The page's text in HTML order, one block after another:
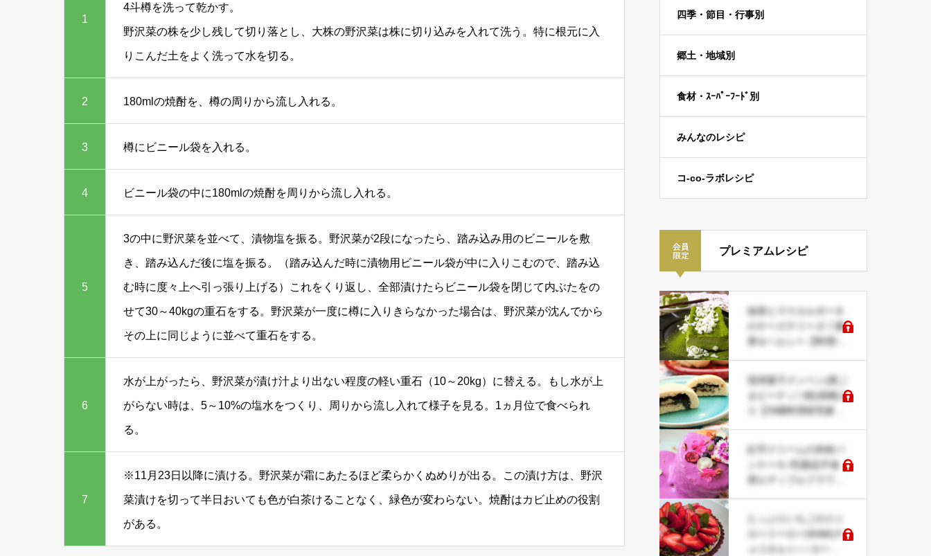
1
4斗樽を洗って乾かす。
野沢菜の株を少し残して切り落とし、大株の野沢菜は株に切り込みを入れて洗う。特に根元に入
りこんだ土をよく洗って水を切る。
2 180mlの焼酎を、樽の周りから流し入れる。
3 樽にビニール袋を入れる。
4 ビニール袋の中に180mlの焼酎を周りから流し入れる。
5
3の中に野沢菜を並べて、漬物塩を振る。野沢菜が2段になったら、踏み込み用のビニールを敷
き、踏み込んだ後に塩を振る。（踏み込んだ時に漬物用ビニール袋が中に入りこむので、踏み込
む時に度々上へ引っ張り上げる）これをくり返し、全部漬けたらビニール袋を閉じて内ぶたをの
せて30～40kgの重石をする。野沢菜が一度に樽に入りきらなかった場合は、野沢菜が沈んでから
その上に同じように並べて重石をする。
6
水が上がったら、野沢菜が漬け汁より出ない程度の軽い重石（10～20kg）に替える。もし水が上
がらない時は、5～10%の塩水をつくり、周りから流し入れて様子を見る。1ヵ月位で食べられ
る。
7
※11月23日以降に漬ける。野沢菜が霜にあたるほど柔らかくぬめりが出る。この漬け方は、野沢
菜漬けを切って半日おいても色が白茶けることなく、緑色が変わらない。焼酎はカビ止めの役割
がある。
四季・節目・行事別
郷土・地域別
食材・ｽｰﾊﾟｰﾌｰﾄﾞ別
みんなのレシピ
コ-co-ラボレシピ
プレミアムレシピ
抹茶とマスカルポーネ
のチーズテリーヌ♡濃
厚＆ヘルシー【料理/食
琉球菓子クンペン(黒ご
まピーナッツ餡)胡桃入
り【沖縄料理研究家レ
紅芋クリームの米粉パ
ンケーキ♪乳製品不使
ロベリーロー(RAW)チ